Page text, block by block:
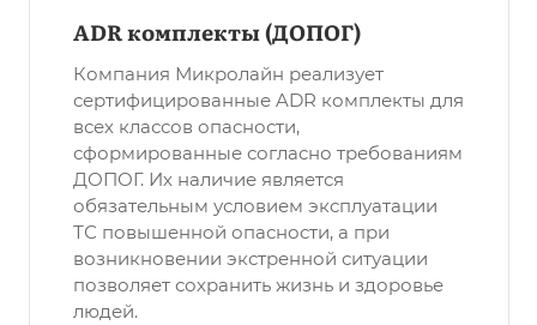
ADR комплекты (ДОПОГ)
Компания Микролайн реализует
сертифицированные ADR комплекты для
всех классов опасности,
сформированные согласно требованиям
ДОПОГ. Их наличие является
обязательным условием эксплуатации
ТС повышенной опасности, а при
возникновении экстренной ситуации
позволяет сохранить жизнь и здоровье
людей.